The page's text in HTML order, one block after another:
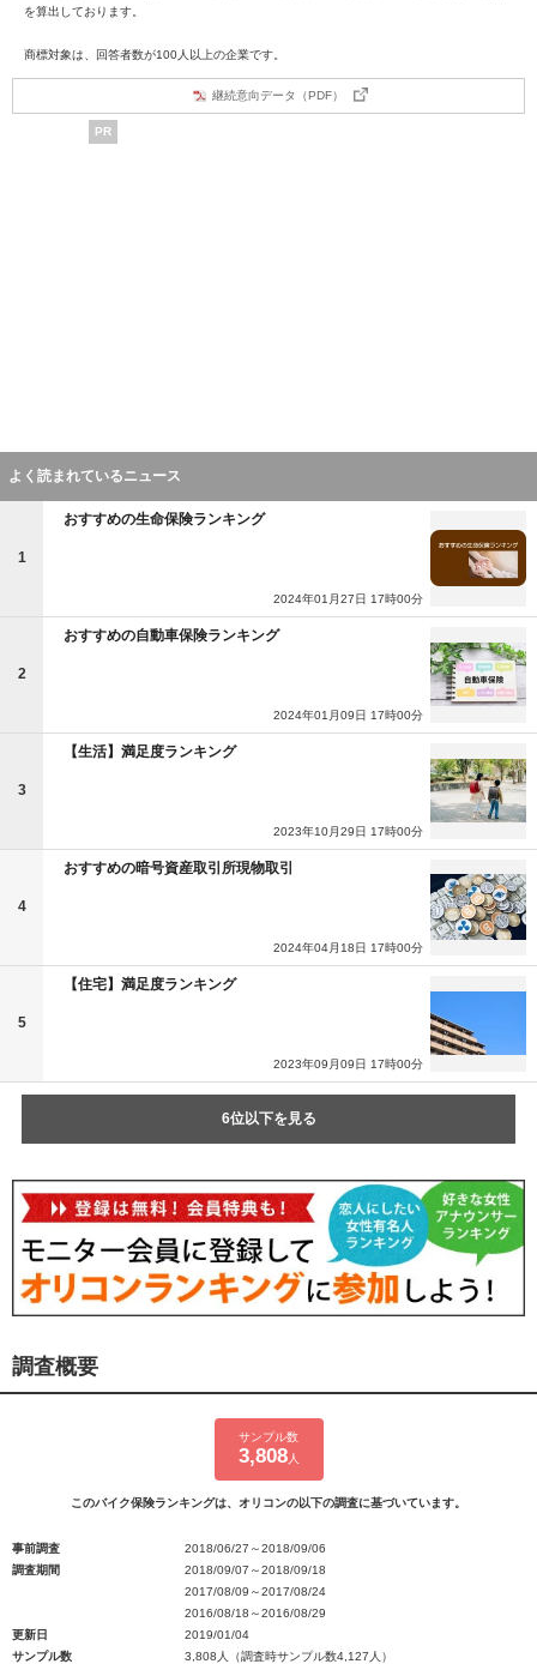
を算出しております。
商標対象は、回答者数が100人以上の企業です。
継続意向データ（PDF）
PR
よく読まれているニュース
1
おすすめの生命保険ランキング
2024年01月27日 17時00分
2
おすすめの自動車保険ランキング
2024年01月09日 17時00分
3
【生活】満足度ランキング
2023年10月29日 17時00分
4
おすすめの暗号資産取引所現物取引
2024年04月18日 17時00分
5
【住宅】満足度ランキング
2023年09月09日 17時00分
6位以下を見る
調査概要
サンプル数
3,808人
このバイク保険ランキングは、オリコンの以下の調査に基づいています。
事前調査
2018/06/27～2018/09/06
調査期間
2018/09/07～2018/09/18
2017/08/09～2017/08/24
2016/08/18～2016/08/29
更新日
2019/01/04
サンプル数
3,808人（調査時サンプル数4,127人）